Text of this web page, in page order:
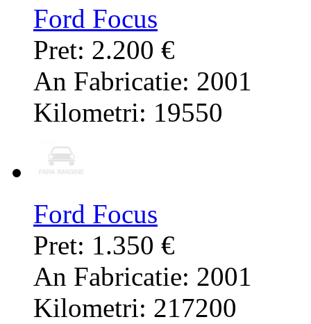
Ford Focus
Pret: 2.200 €
An Fabricatie: 2001
Kilometri: 19550
Ford Focus
Pret: 1.350 €
An Fabricatie: 2001
Kilometri: 217200